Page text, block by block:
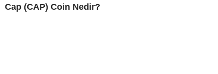
Cap (CAP) Coin Nedir?